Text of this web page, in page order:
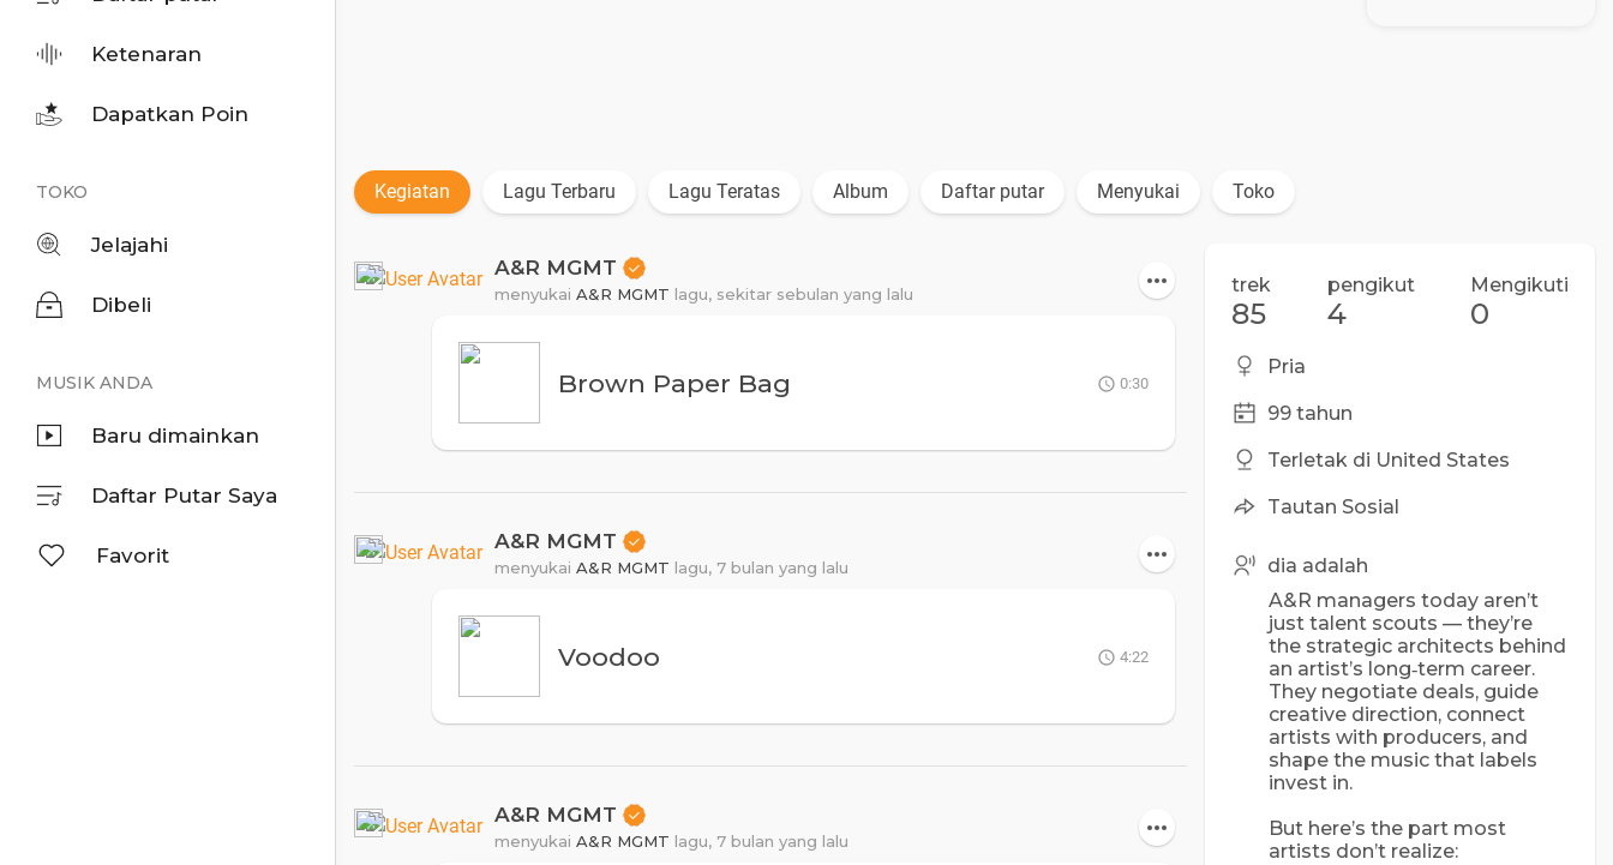
Ketenaran
Dapatkan Poin
TOKO
Jelajahi
Dibeli
MUSIK ANDA
Baru dimainkan
Daftar Putar Saya
Favorit
Kegiatan Lagu Terbaru Lagu Teratas Album Daftar putar Menyukai Toko
A&R MGMT
menyukai A&R MGMT lagu, sekitar sebulan yang lalu
Brown Paper Bag 0:30
A&R MGMT
menyukai A&R MGMT lagu, 7 bulan yang lalu
Voodoo 4:22
A&R MGMT
menyukai A&R MGMT lagu, 7 bulan yang lalu
trek
85
pengikut
4
Mengikuti
0
Pria
99 tahun
Terletak di United States
Tautan Sosial
dia adalah
A&R managers today aren’t
just talent scouts — they’re
the strategic architects behind
an artist’s long‑term career.
They negotiate deals, guide
creative direction, connect
artists with producers, and
shape the music that labels
invest in.
But here’s the part most
artists don’t realize: